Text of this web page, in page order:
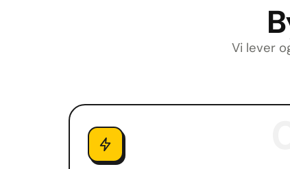
Vi lever